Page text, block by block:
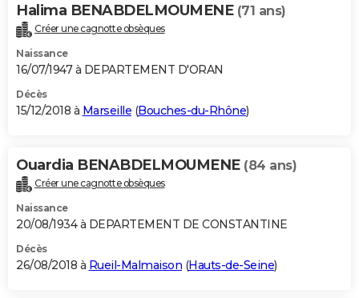
Halima BENABDELMOUMENE (71 ans)
Créer une cagnotte obsèques
Naissance
16/07/1947 à DEPARTEMENT D'ORAN
Décès
15/12/2018 à Marseille (Bouches-du-Rhône)
Ouardia BENABDELMOUMENE (84 ans)
Créer une cagnotte obsèques
Naissance
20/08/1934 à DEPARTEMENT DE CONSTANTINE
Décès
26/08/2018 à Rueil-Malmaison (Hauts-de-Seine)